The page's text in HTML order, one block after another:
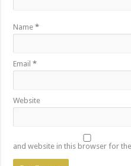
Name*
Email*
Website
and website in this browser for